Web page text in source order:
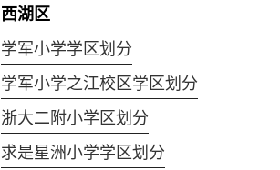
西湖区
学军小学学区划分
学军小学之江校区学区划分
浙大二附小学区划分
求是星洲小学学区划分